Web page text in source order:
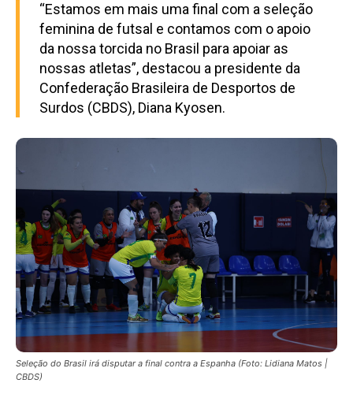
“Estamos em mais uma final com a seleção
feminina de futsal e contamos com o apoio
da nossa torcida no Brasil para apoiar as
nossas atletas”, destacou a presidente da
Confederação Brasileira de Desportos de
Surdos (CBDS), Diana Kyosen.
Seleção do Brasil irá disputar a final contra a Espanha (Foto: Lidiana Matos |
CBDS)